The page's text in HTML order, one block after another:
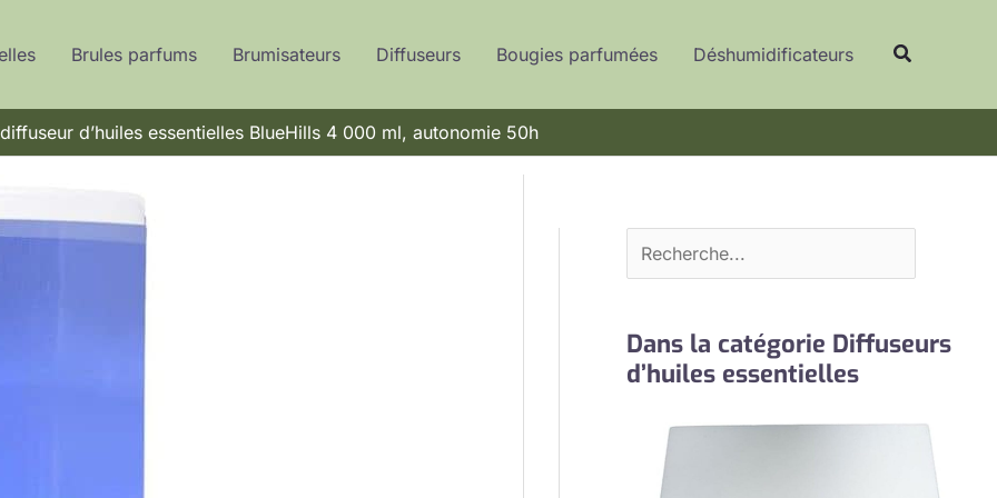
Brules parfums Brumisateurs Diffuseurs Bougies parfumées Déshumidificateurs
d’huiles essentielles BlueHills 4 000 ml, autonomie 50h
e
e
c
r
Dans la catégorie Diffuseurs
d’huiles essentielles